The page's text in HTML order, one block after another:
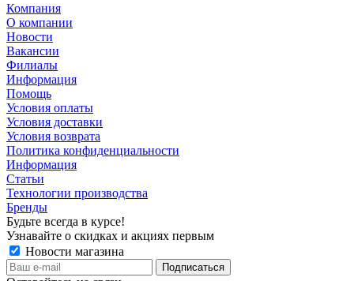
Компания
О компании
Новости
Вакансии
Филиалы
Информация
Помощь
Условия оплаты
Условия доставки
Условия возврата
Политика конфиденциальности
Информация
Статьи
Технологии производства
Бренды
Будьте всегда в курсе!
Узнавайте о скидках и акциях первым
Новости магазина